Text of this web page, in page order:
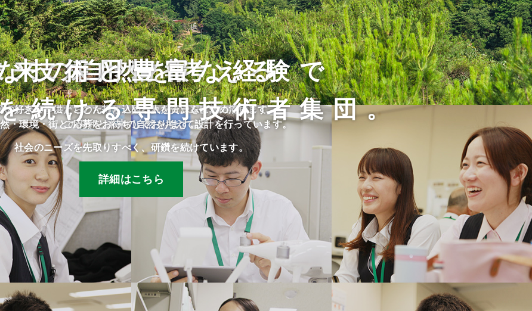
来の自然を考える
や将来の子供たちのために、限られた資源を有効に活用して、
・環境・街との調和と未来の自然を考えて設計を行っています。
詳細はこちら
採用情報
の好きな事にとことん打ち込める人をチームに求めています。
ご応募をお待ちしております。
詳細はこちら
技術と豊富な経験で
続ける専門技術者集団。
社会のニーズを先取りすべく、研鑽を続けています。